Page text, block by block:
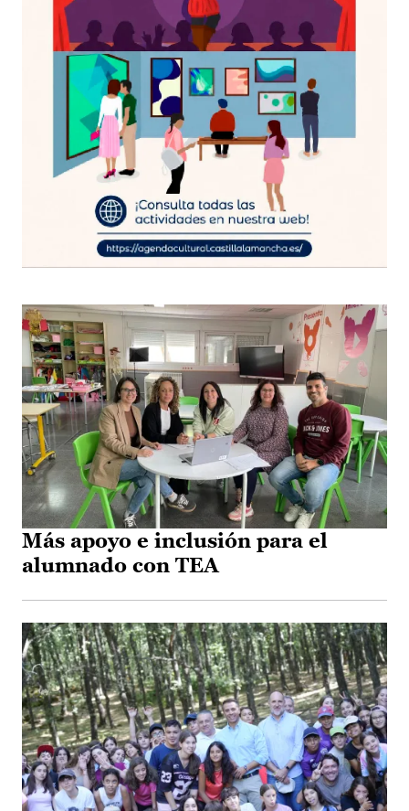
Más apoyo e inclusión para el
alumnado con TEA